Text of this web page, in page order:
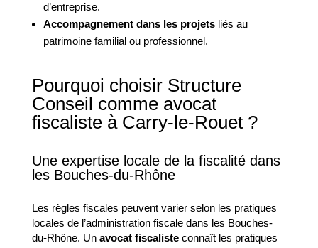
d’entreprise.
Accompagnement dans les projetsliés au
patrimoine familial ou professionnel.
Pourquoi choisir Structure
Conseil comme avocat
fiscaliste à Carry-le-Rouet ?
Une expertise locale de la fiscalité dans
les Bouches-du-Rhône
Les règles fiscales peuvent varier selon les pratiques
locales de l’administration fiscale dans les Bouches-
du-Rhône. Un avocat fiscalisteconnaît les pratiques